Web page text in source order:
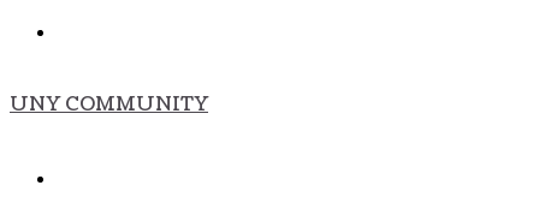
UNY COMMUNITY